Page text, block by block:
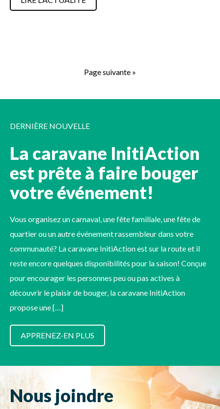
Page suivante »
DERNIÈRE NOUVELLE
La caravane InitiAction
est prête à faire bouger
votre événement!
Vous organisez un carnaval, une fête familiale, une fête de
quartier ou un autre événement rassembleur dans votre
communauté? La caravane InitiAction est sur la route et il
reste encore quelques disponibilités pour la saison! Conçue
pour encourager les personnes peu ou pas actives à
découvrir le plaisir de bouger, la caravane InitiAction
propose une […]
APPRENEZ-EN PLUS
Nous joindre